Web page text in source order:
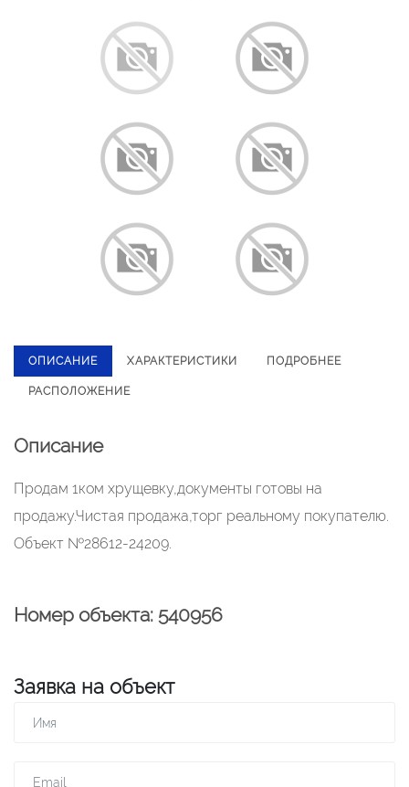
ОПИСАНИЕ ХАРАКТЕРИСТИКИ ПОДРОБНЕЕ
РАСПОЛОЖЕНИЕ
Описание
Продам 1ком хрущевку,документы готовы на
продажу.Чистая продажа,торг реальному покупателю.
Объект №28612-24209.
Номер объекта: 540956
Заявка на объект